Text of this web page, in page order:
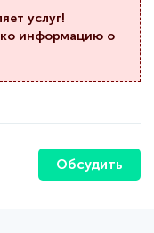
услуг!
информацию о
Обсудить